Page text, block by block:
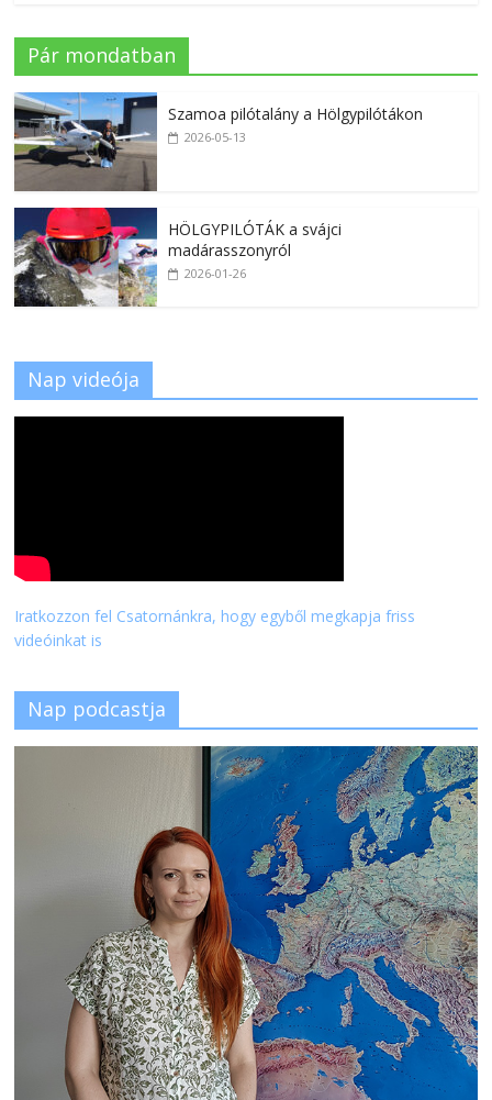
Pár mondatban
Szamoa pilótalány a Hölgypilótákon
2026-05-13
HÖLGYPILÓTÁK a svájci
madárasszonyról
2026-01-26
Nap videója
Iratkozzon fel Csatornánkra, hogy egyből megkapja friss
videóinkat is
Nap podcastja